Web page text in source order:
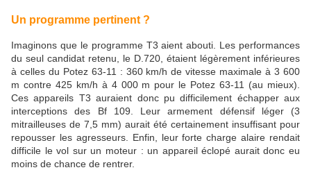
Un programme pertinent ?
Imaginons que le programme T3 aient abouti. Les performances
du seul candidat retenu, le D.720, étaient légèrement inférieures
à celles du Potez 63-11 : 360 km/h de vitesse maximale à 3 600
m contre 425 km/h à 4 000 m pour le Potez 63-11 (au mieux).
Ces appareils T3 auraient donc pu difficilement échapper aux
interceptions des Bf 109. Leur armement défensif léger (3
mitrailleuses de 7,5 mm) aurait été certainement insuffisant pour
repousser les agresseurs. Enfin, leur forte charge alaire rendait
difficile le vol sur un moteur : un appareil éclopé aurait donc eu
moins de chance de rentrer.